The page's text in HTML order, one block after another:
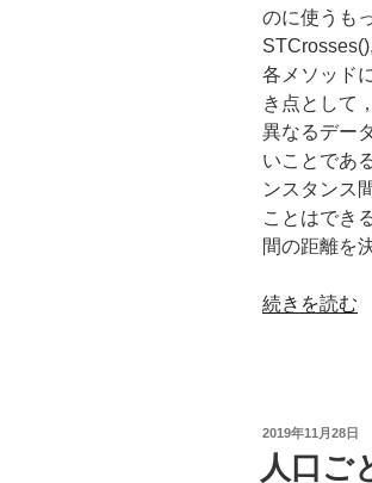
のに使うも
各メソッド
き点として
異なるデー
いことであ
ンスタンス
ことはでき
間の距離を
“第
関
続きを読む
投
稿
日:
2019年11月28日
人口ご